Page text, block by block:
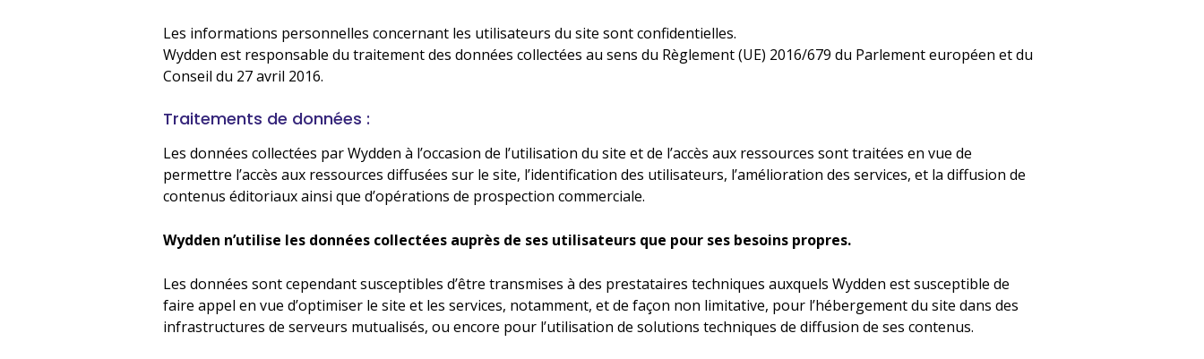
Les informations personnelles concernant les utilisateurs du site sont confidentielles.
Wydden est responsable du traitement des données collectées au sens du Règlement (UE) 2016/679 du Parlement européen et du
Conseil du 27 avril 2016.
Traitements de données :
Les données collectées par Wydden à l’occasion de l’utilisation du site et de l’accès aux ressources sont traitées en vue de
permettre l’accès aux ressources diffusées sur le site, l’identification des utilisateurs, l’amélioration des services, et la diffusion de
contenus éditoriaux ainsi que d’opérations de prospection commerciale.
Wydden n’utilise les données collectées auprès de ses utilisateurs que pour ses besoins propres.
Les données sont cependant susceptibles d’être transmises à des prestataires techniques auxquels Wydden est susceptible de
faire appel en vue d’optimiser le site et les services, notamment, et de façon non limitative, pour l’hébergement du site dans des
infrastructures de serveurs mutualisés, ou encore pour l’utilisation de solutions techniques de diffusion de ses contenus.